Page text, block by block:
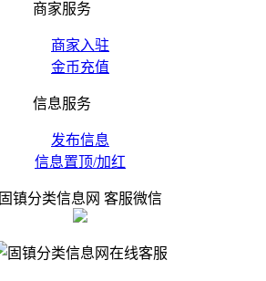
商家服务
商家入驻
金币充值
信息服务
发布信息
信息置顶/加红
固镇分类信息网 客服微信